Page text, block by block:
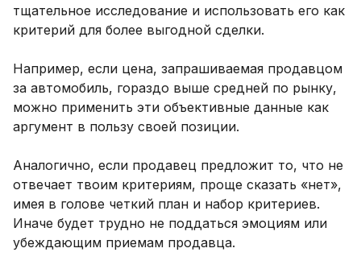
тщательное исследование и использовать его как
критерий для более выгодной сделки.
Например, если цена, запрашиваемая продавцом
за автомобиль, гораздо выше средней по рынку,
можно применить эти объективные данные как
аргумент в пользу своей позиции.
Аналогично, если продавец предложит то, что не
отвечает твоим критериям, проще сказать «нет»,
имея в голове четкий план и набор критериев.
Иначе будет трудно не поддаться эмоциям или
убеждающим приемам продавца.